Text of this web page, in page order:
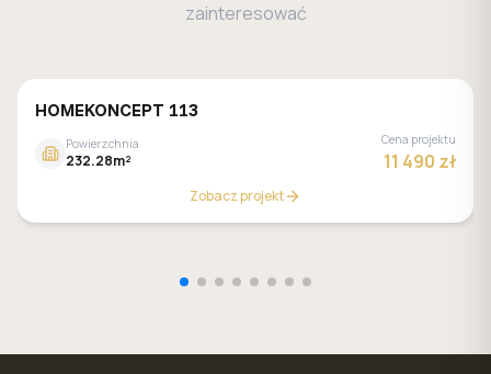
zainteresować
HOMEKONCEPT 113
Powierzchnia
232.28m²
Cena projektu
11 490 zł
Zobacz projekt